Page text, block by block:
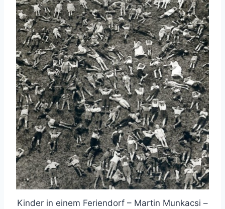
Kinder in einem Feriendorf – Martin Munkacsi –